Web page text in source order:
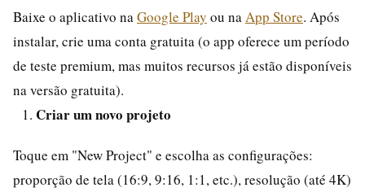
Baixe o aplicativo na Google Play ou na App Store. Após
instalar, crie uma conta gratuita (o app oferece um período
de teste premium, mas muitos recursos já estão disponíveis
na versão gratuita).
Criar um novo projeto
Toque em "New Project" e escolha as configurações:
proporção de tela (16:9, 9:16, 1:1, etc.), resolução (até 4K)